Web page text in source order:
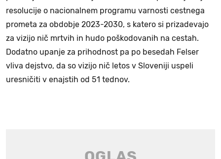
resolucije o nacionalnem programu varnosti cestnega
prometa za obdobje 2023-2030, s katero si prizadevajo
za vizijo nič mrtvih in hudo poškodovanih na cestah.
Dodatno upanje za prihodnost pa po besedah Felser
vliva dejstvo, da so vizijo nič letos v Sloveniji uspeli
uresničiti v enajstih od 51 tednov.